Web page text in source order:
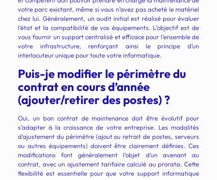
votre parc existant, même si vous n’avez pas acheté le matériel
chez lui. Généralement, un audit initial est réalisé pour évaluer
l’état et la compatibilité de vos équipements. L’objectif est de
vous fournir un support centralisé et efficace pour l’ensemble de
votre infrastructure, renforçant ainsi le principe d’un
interlocuteur unique pour toute votre informatique.
Puis-je modifier le périmètre du
contrat en cours d’année
(ajouter/retirer des postes) ?
Oui, un bon contrat de maintenance doit être évolutif pour
s’adapter à la croissance de votre entreprise. Les modalités
d’ajustement du périmètre (ajout ou retrait de postes, serveurs
ou autres équipements) doivent être clairement définies. Ces
modifications font généralement l’objet d’un avenant au
contrat, avec un ajustement tarifaire calculé au prorata. Cette
flexibilité est essentielle pour que votre support informatique